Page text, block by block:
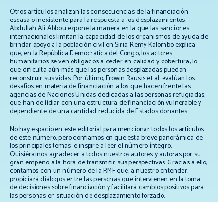
Otros artículos analizan las consecuencias de la financiación
escasa o inexistente para la respuesta a los desplazamientos.
Abdullah Ali Abbou expone la manera en la que las sanciones
internacionales limitan la capacidad de los organismos de ayuda de
brindar apoyo a la población civil en Siria. Remy Kalombo explica
que, en la República Democrática del Congo, los actores
humanitarios se ven obligados a ceder en calidad y cobertura, lo
que dificulta aún más que las personas desplazadas puedan
reconstruir sus vidas. Por último, Frowin Rausiset al.evalúan los
desafíos en materia de financiación a los que hacen frente las
agencias de Naciones Unidas dedicadas a las personas refugiadas,
que han de lidiar con una estructura de financiación vulnerable y
dependiente de una cantidad reducida de Estados donantes.
No hay espacio en este editorial para mencionar todos los artículos
de este número, pero confiamos en que esta breve panorámica de
los principales temas le inspire a leer el número íntegro.
Quisiéramos agradecer a todos nuestros autores y autoras por su
gran empeño a la hora de transmitir sus perspectivas. Gracias a ello,
contamos con un número de la RMF que, a nuestro entender,
propiciará diálogos entre las personas que intervienen en la toma
de decisiones sobre financiación y facilitará cambios positivos para
las personas en situación de desplazamiento forzado.